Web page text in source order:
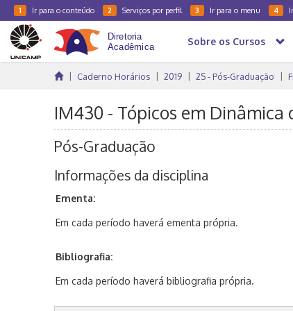
1 Ir para o conteúdo 2 Serviços por perfil 3 Ir para o menu 4
Sobre os Cursos
Caderno Horários 2019 2S - Pós-Graduação
IM430 - Tópicos em Dinâmica
Pós-Graduação
Informações da disciplina
Ementa:
Em cada período haverá ementa própria.
Bibliografia:
Em cada período haverá bibliografia própria.